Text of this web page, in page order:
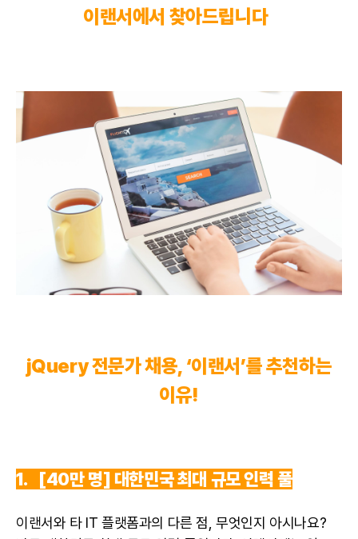
이랜서에서 찾아드립니다!
jQuery 전문가 채용, ‘이랜서’를 추천하는
이유!
1. [40만 명] 대한민국 최대 규모 인력 풀
이랜서와 타 IT 플랫폼과의 다른 점, 무엇인지 아시나요?